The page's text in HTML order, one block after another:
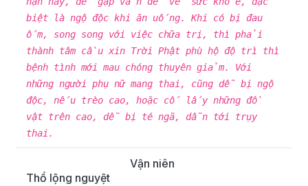
biệt là ngộ độc khi ăn uống. Khi có bị đau
ốm, song song với việc chữa trị, thì phải
thành tâm cầu xin Trời Phật phù hộ độ trì thì
bệnh tình mới mau chóng thuyên giảm. Với
những người phụ nữ mang thai, cũng dễ bị ngộ
độc, nếu trèo cao, hoặc cố lấy những đồ
vật trên cao, dễ bị té ngã, dẫn tới trụy
thai.
Vận niên
Thổ lộng nguyệt